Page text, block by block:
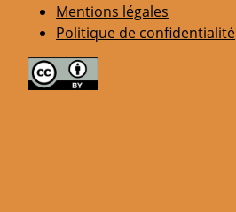
Mentions légales
Politique de confidentialité